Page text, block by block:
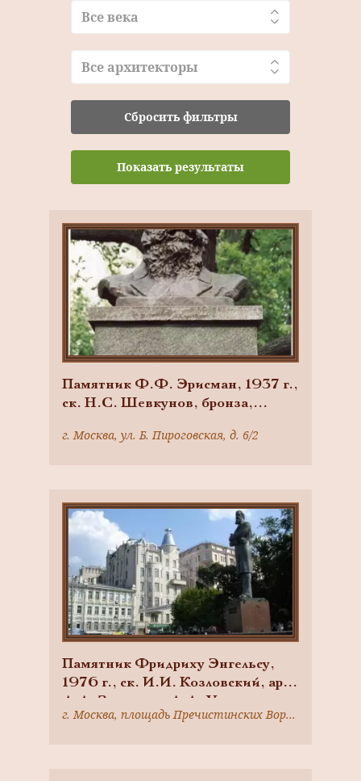
Все века
Все архитекторы
Сбросить фильтры
Показать результаты
Памятник Ф.Ф. Эрисман, 1937 г.,
ск. Н.С. Шевкунов, бронза,
г. Москва, ул. Б. Пироговская, д. 6/2
Памятник Фридриху Энгельсу,
1976 г., ск. И.И. Козловский, арх.
А.А. Заварзин, А.А. Усачев,
бронза, гранит
г. Москва, площадь Пречистинских Ворот